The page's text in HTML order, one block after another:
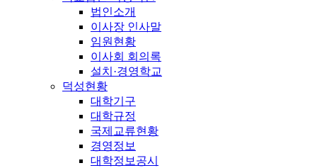
법인소개
이사장 인사말
임원현황
이사회 회의록
설치·경영학교
덕성현황
대학기구
대학규정
국제교류현황
경영정보
대학정보공시